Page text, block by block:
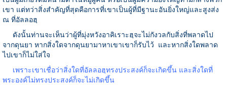
เขา แต่ทว่าสิ่งสำคัญที่สุดคือการที่เขาเป็นผู้ที่มีฐานะอันยิ่งใหญ่และสูงส่ง
ณ ที่อัลลอฮฺ
ดังนั้นท่านจะเห็นว่าผู้ที่มุ่งหวังอาคิเราะฮฺจะไม่กังวลกับสิ่งที่พลาดไป
จากดุนยา หากสิ่งใดจากดุนยามาหาเขาเขาก็รับไว้ และหากสิ่งใดพลาด
ไปเขาก็ไม่ใส่ใจ
เพราะเขาเชื่อว่าสิ่งใดที่อัลลอฮฺทรงประสงค์ก็จะเกิดขึ้น และสิ่งใดที่
พระองค์ไม่ทรงประสงค์ก็จะไม่เกิดขึ้น